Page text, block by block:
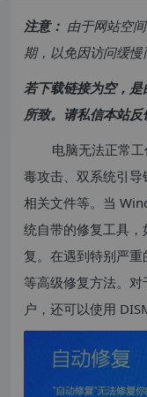
注意： 由于网站空
期，以免因访问缓慢
若下载链接为空，
所致。请私信本站反
电脑无法正常
毒攻击、双系统引
相关文件等。当
统自带的修复工具
复。在遇到特别严
等高级修复方法。
户，还可以使用